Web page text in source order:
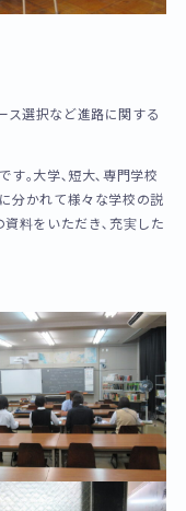
選択など進路に関する
す｡大学､短大､専門学校
分かれて様々な学校の説
料をいただき､充実した